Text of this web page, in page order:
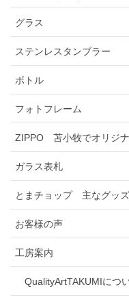
グラス
ステンレスタンブラー
ボトル
フォトフレーム
ZIPPO 苫小牧でオリジナ
ガラス表札
とまチョップ 主なグッ
お客様の声
工房案内
QualityArtTAKUMIにつ